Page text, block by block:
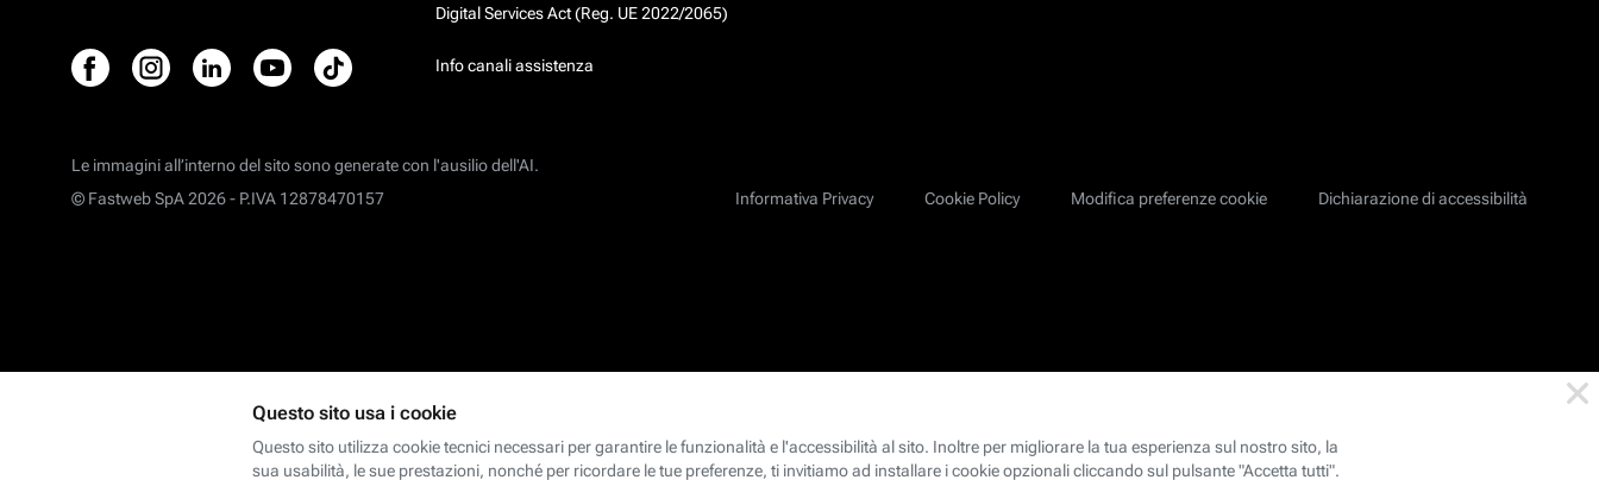
Digital Services Act (Reg. UE 2022/2065)
Info canali assistenza
Le immagini all’interno del sito sono generate con l'ausilio dell'AI.
Informativa Privacy
Cookie Policy Modifica preferenze cookie Dichiarazione di accessibilità
© Fastweb SpA 2026 - P.IVA 12878470157